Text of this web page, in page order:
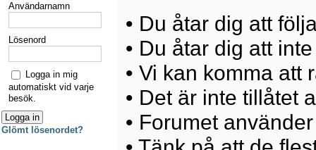
• Du åtar dig att
• Du åtar dig att
• Vi kan komma att
• Det är inte tillåtet
• Forumet
Användarnamn
Lösenord
Logga in mig
automatiskt vid varje
besök.
Glömt lösenordet?